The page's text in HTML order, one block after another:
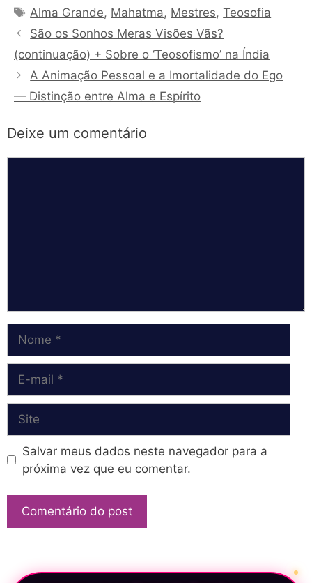
Tags
Alma Grande, Mahatma, Mestres,Teosofia
São os Sonhos Meras Visões Vãs?
(continuação) + Sobre o ‘Teosofismo’ na Índia
A Animação Pessoal e a Imortalidade do Ego
— Distinção entre Alma e Espírito
Deixe um comentário
mail
Salvar meus dados neste navegador para a
próxima vez que eu comentar.